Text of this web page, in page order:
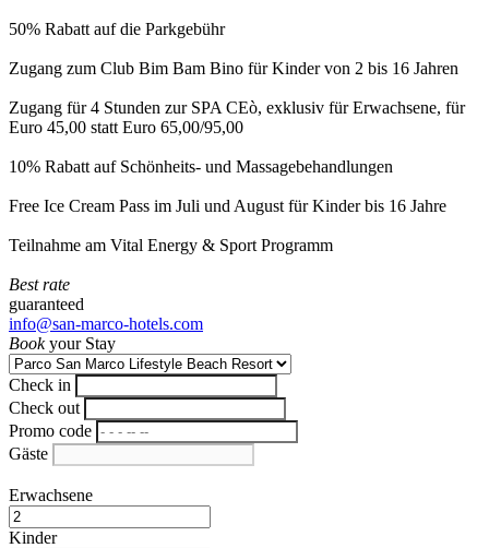
50% Rabatt auf die Parkgebühr
Zugang zum Club Bim Bam Bino für Kinder von 2 bis 16 Jahren
Zugang für 4 Stunden zur SPA CEò, exklusiv für Erwachsene, für
Euro 45,00 statt Euro 65,00/95,00
10% Rabatt auf Schönheits- und Massagebehandlungen
Free Ice Cream Pass im Juli und August für Kinder bis 16 Jahre
Teilnahme am Vital Energy & Sport Programm
Best rate
guaranteed
info@san-marco-hotels.com
Bookyour Stay
Check in
Check out
Promo code
Gäste
Erwachsene
Kinder